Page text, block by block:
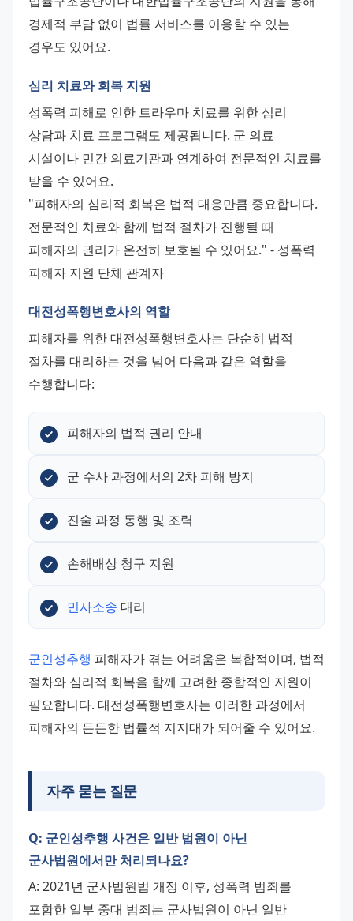
경제적 부담 없이 법률 서비스를 이용할 수 있는
경우도 있어요.
심리 치료와 회복 지원
성폭력 피해로 인한 트라우마 치료를 위한 심리
상담과 치료 프로그램도 제공됩니다. 군 의료
시설이나 민간 의료기관과 연계하여 전문적인 치료를
받을 수 있어요.
"피해자의 심리적 회복은 법적 대응만큼 중요합니다.
전문적인 치료와 함께 법적 절차가 진행될 때
피해자의 권리가 온전히 보호될 수 있어요." - 성폭력
피해자 지원 단체 관계자
대전성폭행변호사의 역할
피해자를 위한 대전성폭행변호사는 단순히 법적
절차를 대리하는 것을 넘어 다음과 같은 역할을
수행합니다:
피해자의 법적 권리 안내
군 수사 과정에서의 2차 피해 방지
진술 과정 동행 및 조력
손해배상 청구 지원
민사소송 대리
군인성추행 피해자가 겪는 어려움은 복합적이며, 법적
절차와 심리적 회복을 함께 고려한 종합적인 지원이
필요합니다. 대전성폭행변호사는 이러한 과정에서
피해자의 든든한 법률적 지지대가 되어줄 수 있어요.
자주 묻는 질문
Q: 군인성추행 사건은 일반 법원이 아닌
군사법원에서만 처리되나요?
A: 2021년 군사법원법 개정 이후, 성폭력 범죄를
포함한 일부 중대 범죄는 군사법원이 아닌 일반